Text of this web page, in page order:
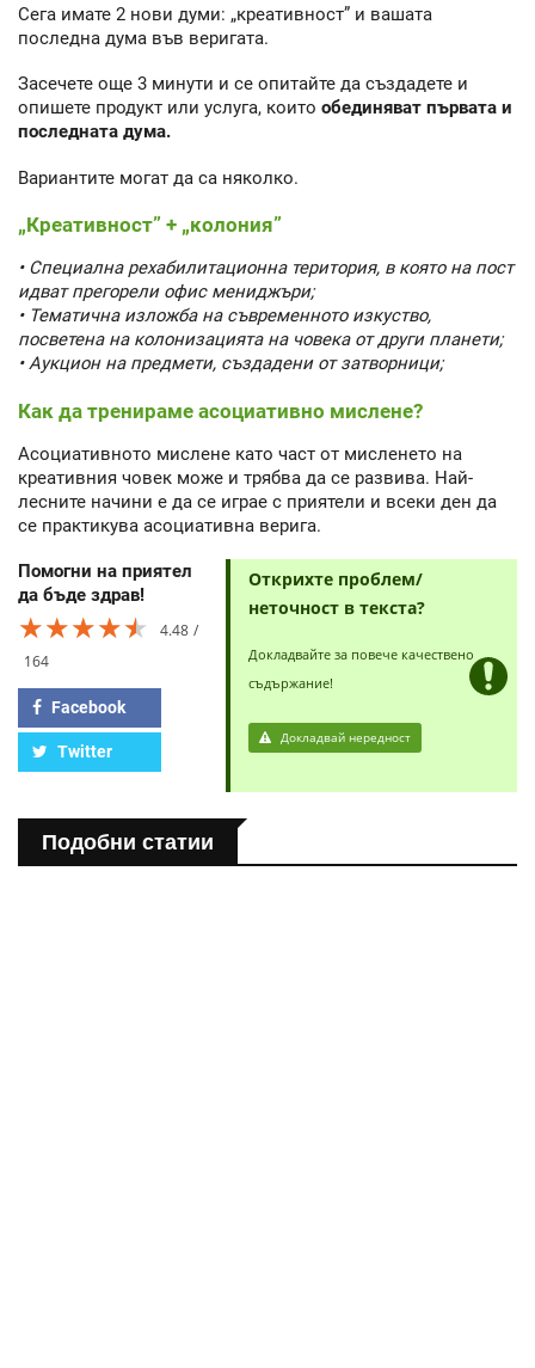
Сега имате 2 нови думи: „креативност” и вашата
последна дума във веригата.
Засечете още 3 минути и се опитайте да създадете и
опишете продукт или услуга, които обединяват първата и
последната дума.
Вариантите могат да са няколко.
„Креативност” + „колония”
• Специална рехабилитационна територия, в която на пост
идват прегорели офис мениджъри;
• Тематична изложба на съвременното изкуство,
посветена на колонизацията на човека от други планети;
• Аукцион на предмети, създадени от затворници;
Как да тренираме асоциативно мислене?
Асоциативното мислене като част от мисленето на
креативния човек може и трябва да се развива. Най-
лесните начини е да се играе с приятели и всеки ден да
се практикува асоциативна верига.
Помогни на приятел
да бъде здрав!
★★★★★
★★★★★
★★★★★
4.48
164
Facebook
Twitter
Открихте проблем/
неточност в текста?
Докладвайте за повече качествено
съдържание!
Докладвай нередност
Подобни статии